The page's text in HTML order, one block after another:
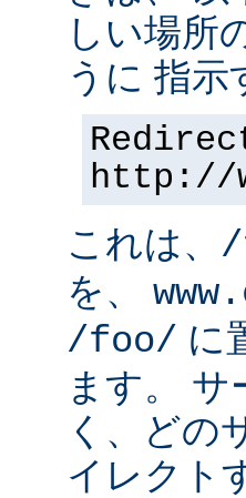
しい場所
うに 指
http://
これは、 /
を、
/foo/ に
ます。
く、どの
イレクト